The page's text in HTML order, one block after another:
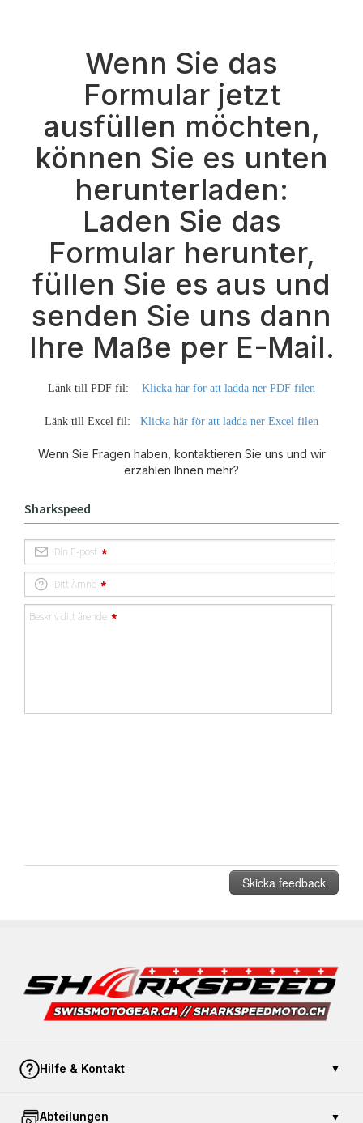
Wenn Sie das
Formular jetzt
ausfüllen möchten,
können Sie es unten
herunterladen:
Laden Sie das
Formular herunter,
füllen Sie es aus und
senden Sie uns dann
Ihre Maße per E-Mail.
Länk till PDF fil: Klicka här för att ladda ner PDF filen
Länk till Excel fil: Klicka här för att ladda ner Excel filen
Wenn Sie Fragen haben, kontaktieren Sie uns und wir
erzählen Ihnen mehr?
Hilfe & Kontakt ▼
Kontaktieren Sie uns
Abteilungen ▼